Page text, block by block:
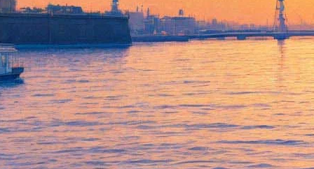
В западных СМИ продолжается информационная чехарда
вокруг личности актера, которому предстоит стать новым
Джеймсом Бондом. Одновременно такие издания, какThe
Telegraph,Independentи ряд других сообщили, что новым
претендентом стал 35-летний британский актер Том
Хиддлстон.